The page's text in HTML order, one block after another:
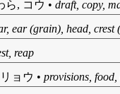
ら, コウ • draft, copy,
ear (grain), head, crest
reap
ョウ • provisions, food,